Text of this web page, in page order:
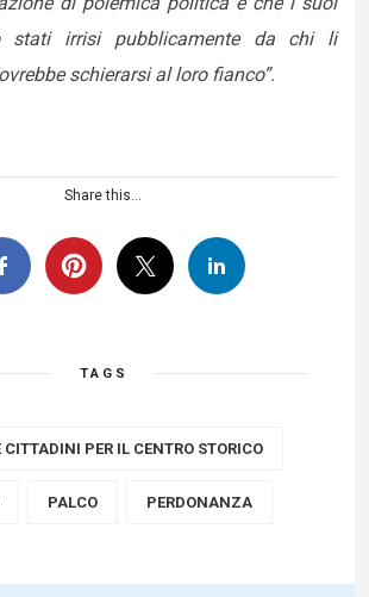
stati irrisi pubblicamente da chi li
schierarsi al loro fianco”.
Share this...
TAGS
PER IL CENTRO STORICO
PALCO PERDONANZA